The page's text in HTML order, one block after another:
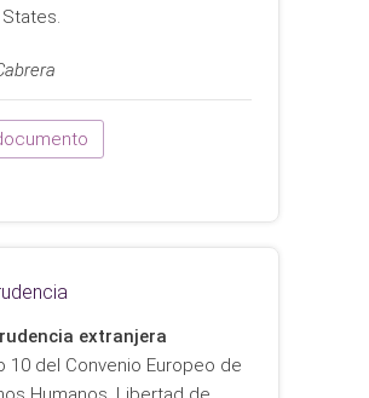
extranjera
10 del Convenio Europeo de